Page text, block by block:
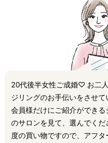
20代後半女性ご成婚♡ お二
ジリングのお手伝いをさせ
会員様だけにご紹介ができ
のサロンを見て、選んでく
度の買い物ですので、アフ